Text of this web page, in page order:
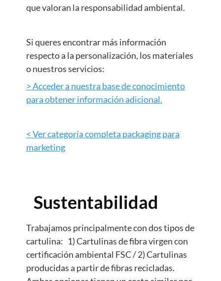
que valoran la responsabilidad ambiental.
Si queres encontrar más información
respecto a la personalización, los materiales
o nuestros servicios:
> Acceder a nuestra base de conocimiento
para obtener información adicional.
< Ver categoría completa packaging para
marketing
Sustentabilidad
Trabajamos principalmente con dos tipos de
cartulina: 1) Cartulinas de fibra virgen con
certificación ambiental FSC / 2) Cartulinas
producidas a partir de fibras recicladas.